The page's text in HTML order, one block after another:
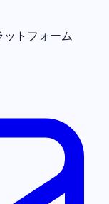
トフォーム